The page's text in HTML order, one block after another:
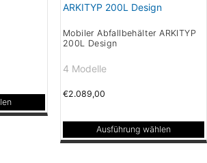
werden
mehrere
auf.
Optionen
können
der
Produktseite
Mobiler Abfallbehälter ARKITYP
200L Design
4 Modelle
€2.089,00
Ausführung wählen
Dieses